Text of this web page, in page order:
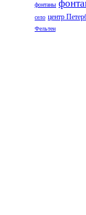
фонтаны
село центр
Фельтен